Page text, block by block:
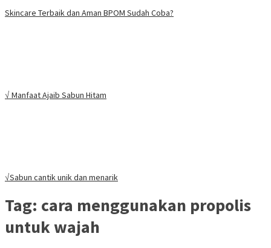
Skincare Terbaik dan Aman BPOM Sudah Coba?
√ Manfaat Ajaib Sabun Hitam
√Sabun cantik unik dan menarik
Tag: cara menggunakan propolis
untuk wajah